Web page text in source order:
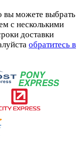
можете выбрать
с несколькими
доставки
обратитесь в